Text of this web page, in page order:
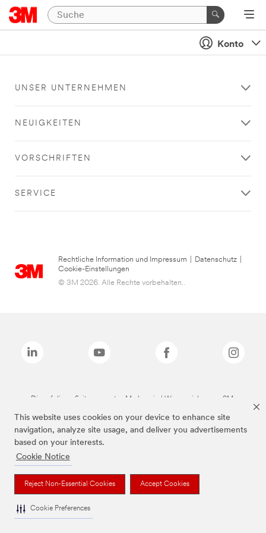
This website uses cookies on your device to enhance site
navigation, analyze site usage, and deliver you advertisements
based on your interests.
Cookie Notice
Reject Non-Essential Cookies Accept Cookies
Cookie Preferences
Konto
UNSER UNTERNEHMEN
NEUIGKEITEN
VORSCHRIFTEN
SERVICE
Rechtliche Information und Impressum Datenschutz
Cookie-Einstellungen
© 3M 2026. Alle Rechte vorbehalten..
Die auf dieser Seite genannten Marken sind Warenzeichen von 3M.